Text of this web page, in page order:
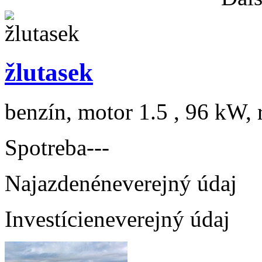
žlutasek
benzín, motor 1.5 , 96 kW,
Spotreba---
Najazdenéneverejný údaj
Investícieneverejný údaj